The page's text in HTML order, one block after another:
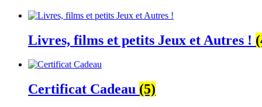
Livres, films et petits Jeux et Autres !
Certificat Cadeau (5)